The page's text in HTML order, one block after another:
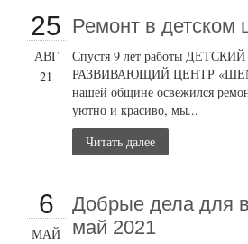
25
АВГ
21
Ремонт в детском
Спустя 9 лет работы
РАЗВИВАЮЩИЙ ЦЕНТР
нашей общине освежился
уютно и красиво, мы...
Читать далее
6
МАЙ
Добрые дела для
май 2021